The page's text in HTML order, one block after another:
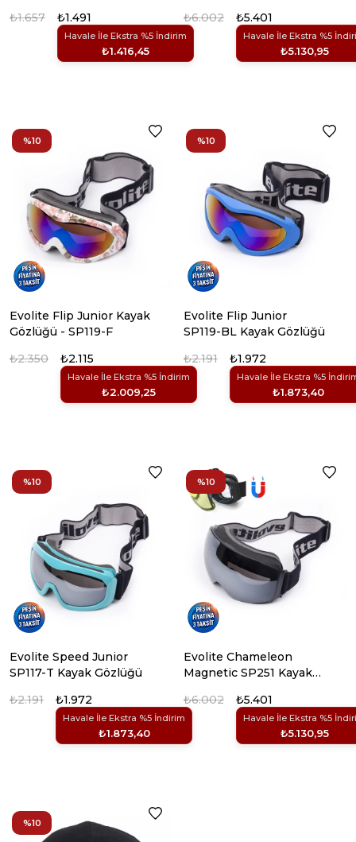
₺1.491
Havale İle Ekstra %5 İndirim
₺1.416,45
₺1.657 ₺5.401
Havale İle Ekstra %5
₺5.130,95
₺6.002
Evolite Flip Junior Kayak
Gözlüğü - SP119-F
₺2.115
Havale İle Ekstra %5 İndirim
₺2.009,25
₺2.350
%10
Evolite Flip Junior
SP119-BL Kayak Gözlüğü
₺1.972
Havale İle Ekstra %5
₺1.873,40
₺2.191
%10
Evolite Speed Junior
SP117-T Kayak Gözlüğü
₺1.972
Havale İle Ekstra %5 İndirim
₺1.873,40
₺2.191
%10
Evolite Chameleon
Magnetic SP251 Kayak
₺5.401
Havale İle Ekstra %5
₺5.130,95
₺6.002
%10
%10